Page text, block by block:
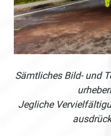
Sämtliches Bild- und
Jegliche